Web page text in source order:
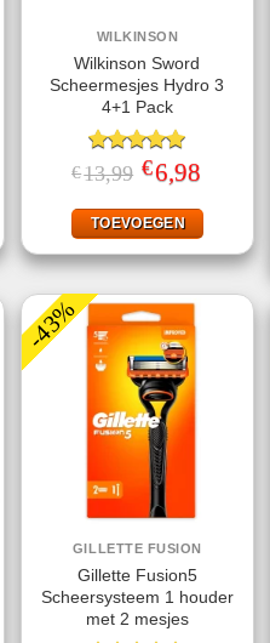
WILKINSON
Wilkinson Sword
Scheermesjes Hydro 3
4+1 Pack
Gewaardeerd
5.00 uit 5
€13,99 Oorspronkelijke
prijs
€13,99.
€6,98Huidige
prijs
€6,98.
TOEVOEGEN
-43%
GILLETTE FUSION
Gillette Fusion5
Scheersysteem 1 houder
met 2 mesjes